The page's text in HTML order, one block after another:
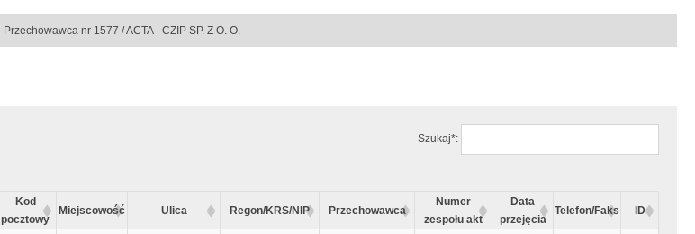
Przechowawca nr 1577 / ACTA - CZIP SP. Z O. O.
Szukaj*:
Kod
pocztowy
Miejscowość Ulica Regon/KRS/NIP Przechowawca
Numer
zespołu akt
Data
przejęcia
Telefon/Faks ID